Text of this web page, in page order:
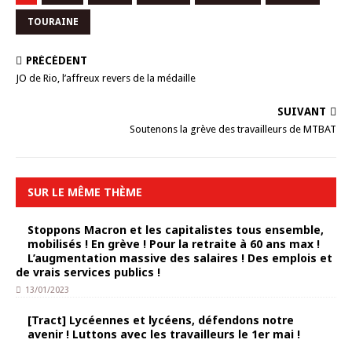
TOURAINE
PRÉCÉDENT
JO de Rio, l’affreux revers de la médaille
SUIVANT
Soutenons la grève des travailleurs de MTBAT
SUR LE MÊME THÈME
Stoppons Macron et les capitalistes tous ensemble,
mobilisés ! En grève ! Pour la retraite à 60 ans max !
L’augmentation massive des salaires ! Des emplois et
de vrais services publics !
13/01/2023
[Tract] Lycéennes et lycéens, défendons notre
avenir ! Luttons avec les travailleurs le 1er mai !